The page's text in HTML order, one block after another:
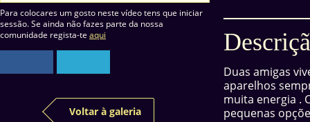
Para colocares um gosto neste vídeo tens que iniciar
sessão. Se ainda não fazes parte da nossa
comunidade regista-te aqui
Voltar à galeria
Duas amigas
aparelhos
muita energia .
pequenas